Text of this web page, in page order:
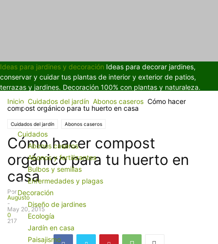
Ideas para jardines y decoración Ideas para decorar jardines,
conservar y cuidar tus plantas de interior y exterior de patios,
terrazas y jardines. Decoración 100% con plantas y naturaleza.
Cuidados
Abonos caseros
Abonos y fertilizantes
Bulbos y semillas
Enfermedades y plagas
Decoración
Diseño de jardines
Ecología
Jardín en casa
Paisajismo
Inicio Cuidados del jardín Abonos caseros Cómo hacer
compost orgánico para tu huerto en casa
Cuidados del jardín Abonos caseros
Cómo hacer compost
orgánico para tu huerto en
casa
Por
Augusto
-
May 20, 2015
0
217